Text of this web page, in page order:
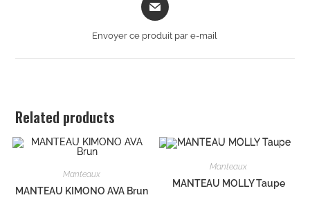
Envoyer ce produit par e-mail
Related products
Manteaux
MANTEAU KIMONO AVA Brun
Manteaux
MANTEAU MOLLY Taupe